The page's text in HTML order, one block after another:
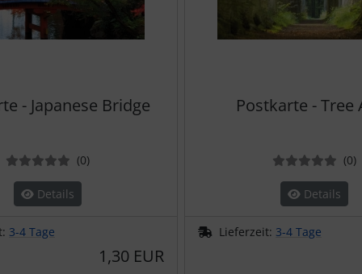
- Japanese Bridge
(0Bewertungen
)
Details
3-4 Tage
1,30 EUR
Postkarte - Tree
(0)
Details
Lieferzeit: 3-4 Tage